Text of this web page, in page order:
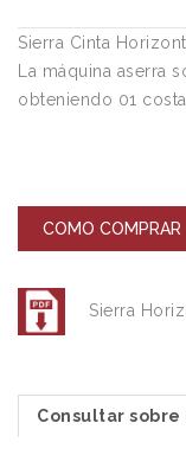
Sierra Cinta
La máquina aserra
obteniendo 01
COMO COMPRAR
Sierra
Consultar